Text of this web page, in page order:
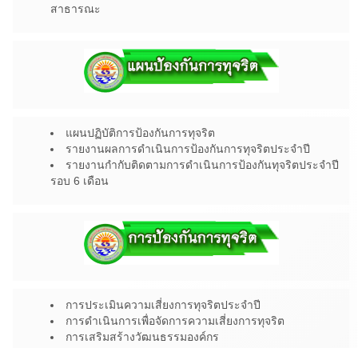
สาธารณะ
แผนปฏิบัติการป้องกันการทุจริต
รายงานผลการดำเนินการป้องกันการทุจริตประจำปี
รายงานกำกับติดตามการดำเนินการป้องกันทุจริตประจำปี
รอบ 6 เดือน
การประเมินความเสี่ยงการทุจริตประจำปี
การดำเนินการเพื่อจัดการความเสี่ยงการทุจริต
การเสริมสร้างวัฒนธรรมองค์กร